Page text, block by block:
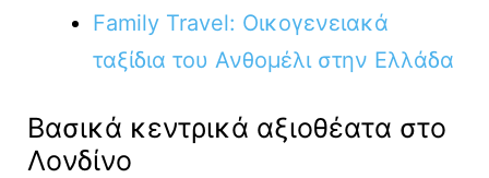
Family Travel: Οικογενειακά
ταξίδια του Ανθομέλι στην Ελλάδα
Βασικά κεντρικά αξιοθέατα στο
Λονδίνο